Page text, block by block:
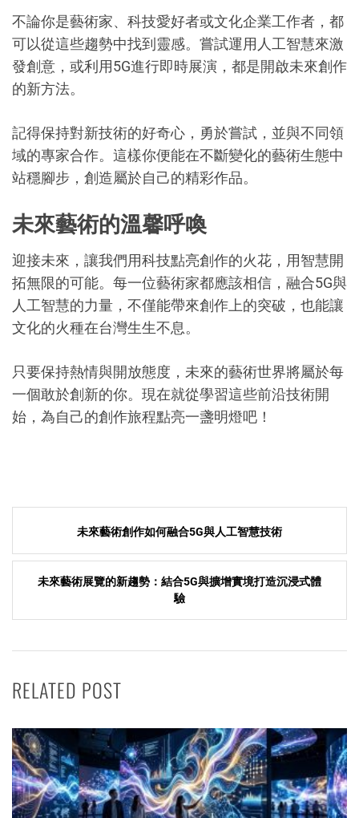
不論你是藝術家、科技愛好者或文化企業工作者，都
可以從這些趨勢中找到靈感。嘗試運用人工智慧來激
發創意，或利用5G進行即時展演，都是開啟未來創作
的新方法。
記得保持對新技術的好奇心，勇於嘗試，並與不同領
域的專家合作。這樣你便能在不斷變化的藝術生態中
站穩腳步，創造屬於自己的精彩作品。
未來藝術的溫馨呼喚
迎接未來，讓我們用科技點亮創作的火花，用智慧開
拓無限的可能。每一位藝術家都應該相信，融合5G與
人工智慧的力量，不僅能帶來創作上的突破，也能讓
文化的火種在台灣生生不息。
只要保持熱情與開放態度，未來的藝術世界將屬於每
一個敢於創新的你。現在就從學習這些前沿技術開
始，為自己的創作旅程點亮一盞明燈吧！
Post
navigation
未來藝術創作如何融合5G與人工智慧技術
未來藝術展覽的新趨勢：結合5G與擴增實境打造沉浸式體
驗
RELATED POST